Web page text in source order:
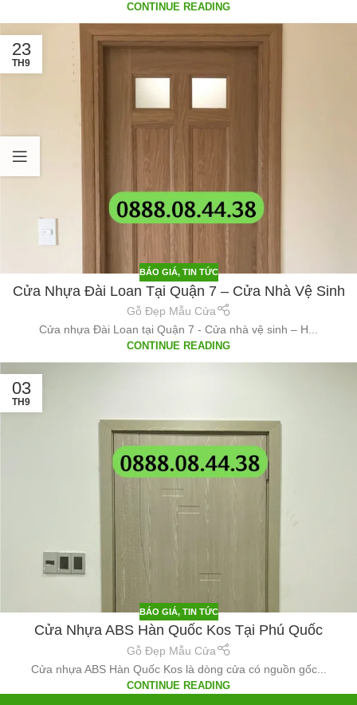
CONTINUE READING
23
TH9
BÁO GIÁ, TIN TỨC
Cửa Nhựa Đài Loan Tại Quận 7 – Cửa Nhà Vệ Sinh
Gỗ Đẹp Mẫu Cửa
Cửa nhựa Đài Loan tại Quận 7 - Cửa nhà vệ sinh – H...
CONTINUE READING
03
TH9
BÁO GIÁ, TIN TỨC
Cửa Nhựa ABS Hàn Quốc Kos Tại Phú Quốc
Gỗ Đẹp Mẫu Cửa
Cửa nhựa ABS Hàn Quốc Kos là dòng cửa có nguồn gốc...
CONTINUE READING